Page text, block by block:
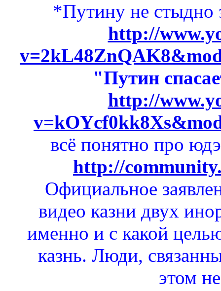
*Путину не стыдно
http://
"Путин
http://
всё понятно про
http://
Официальное
видео казни двух
именно и с какой
казнь. Люди,
этом